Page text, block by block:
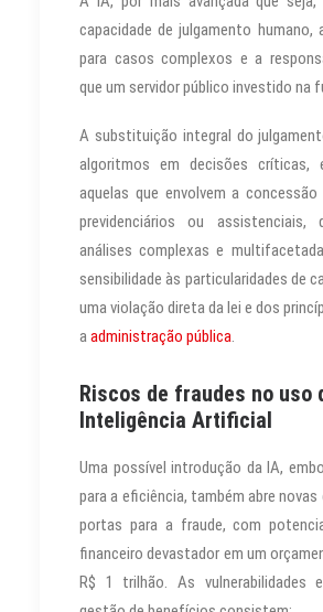
capacidade de julgamento humano,
para casos complexos e a
que um servidor público investido na
A substituição integral do
algoritmos em decisões críticas,
aquelas que envolvem a
previdenciários ou assistenciais,
análises complexas e
sensibilidade às particularidades de
uma violação direta da lei e dos
aadministração pública.
Riscos de fraudes no uso
Inteligência Artificial
Uma possível introdução da IA,
para a eficiência, também abre
portas para a fraude, com
financeiro devastador em um
R$ 1 trilhão. As vulnerabilidades